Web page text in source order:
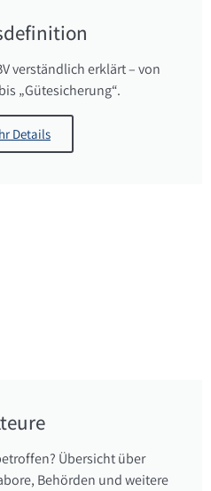
verständlich erklärt – von
„Gütesicherung“.
Details
Übersicht über
Behörden und weitere